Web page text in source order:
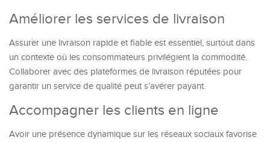
Améliorer les services de livraison
Assurer une livraison rapide et fiable est essentiel, surtout dans
un contexte où les consommateurs privilégient la commodité.
Collaborer avec des plateformes de livraison réputées pour
garantir un service de qualité peut s’avérer payant.
Accompagner les clients en ligne
Avoir une présence dynamique sur les réseaux sociaux favorise